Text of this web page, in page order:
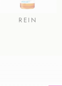
REIN